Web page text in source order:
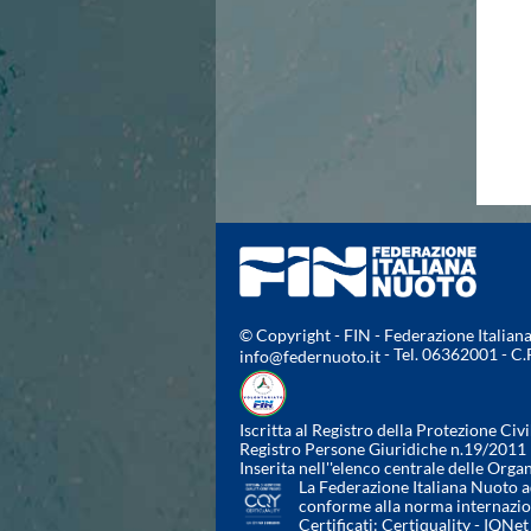
Waterpolo Channel
Tuffi
Eventi
Risultati e Classifiche
Azzurri
News
Flash News
Artistico
Eventi
Norme e documenti
© Copyright - FIN - Federazione
info@federnuoto.it- Tel. 06362001 -
Iscritta al Registro della Protezione
Registro Persone Giuridiche n.19/2011
Inserita nell''elenco centrale delle
La Federazione Italiana Nuoto
conforme alla norma
Certificati: Certiquality- IQNet